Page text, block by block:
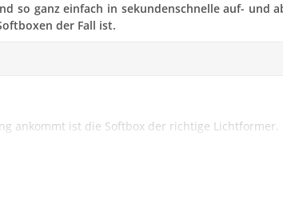
so ganz einfach in sekundenschnelle auf- und
der Fall ist.
ankommt ist die Softbox der richtige
Licht erzeugt.